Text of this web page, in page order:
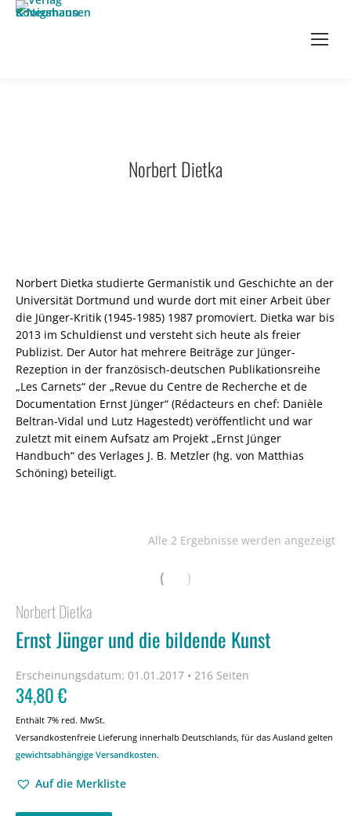
Norbert Dietka
Norbert Dietka studierte Germanistik und Geschichte an der
Universität Dortmund und wurde dort mit einer Arbeit über
die Jünger-Kritik (1945-1985) 1987 promoviert. Dietka war bis
2013 im Schuldienst und versteht sich heute als freier
Publizist. Der Autor hat mehrere Beiträge zur Jünger-
Rezeption in der französisch-deutschen Publikationsreihe
„Les Carnets“ der „Revue du Centre de Recherche et de
Documentation Ernst Jünger“ (Rédacteurs en chef: Danièle
Beltran-Vidal und Lutz Hagestedt) veröffentlicht und war
zuletzt mit einem Aufsatz am Projekt „Ernst Jünger
Handbuch“ des Verlages J. B. Metzler (hg. von Matthias
Schöning) beteiligt.
Alle 2 Ergebnisse werden angezeigt
Norbert Dietka
Ernst Jünger und die bildende Kunst
Erscheinungsdatum: 01.01.2017 • 216 Seiten
34,80€
Enthält 7% red. MwSt.
Versandkostenfreie Lieferung innerhalb Deutschlands, für das Ausland gelten
gewichtsabhängige Versandkosten.
Auf die Merkliste